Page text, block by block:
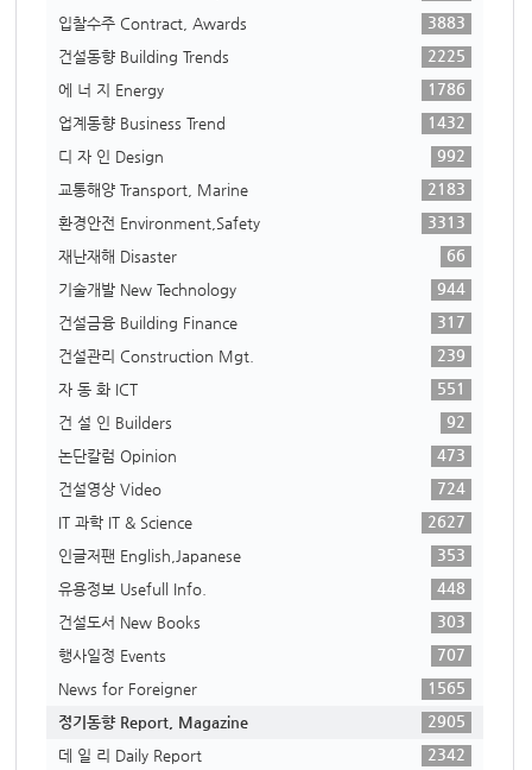
입찰수주 Contract, Awards
3883
건설동향 Building Trends
2225
에 너 지 Energy
1786
업계동향 Business Trend
1432
디 자 인 Design
992
교통해양 Transport, Marine
2183
환경안전 Environment,Safety
3313
재난재해 Disaster
66
기술개발 New Technology
944
건설금융 Building Finance
317
건설관리 Construction Mgt.
239
자 동 화 ICT
551
건 설 인 Builders
92
논단칼럼 Opinion
473
건설영상 Video
724
IT 과학 IT & Science
2627
인글저팬 English,Japanese
353
유용정보 Usefull Info.
448
건설도서 New Books
303
행사일정 Events
707
News for Foreigner
1565
정기동향 Report, Magazine
2905
데 일 리 Daily Report
2342